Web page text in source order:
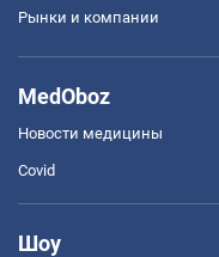
Рынки и компании
MedOboz
Новости медицины
Covid
Шоу